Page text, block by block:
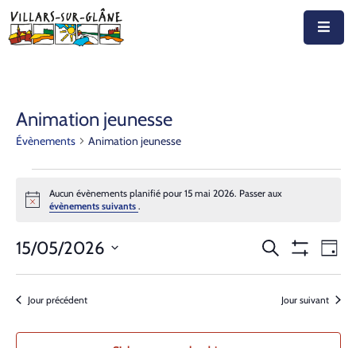
Agenda
Prestations
Documents
Animation jeunesse
Évènements Animation jeunesse
Notice
Aucun évènements planifié pour 15 mai 2026. Passer aux
évènements suivants.
Recherche
et
navigation
de
Recherche
Les
de
Jour
15/05/2026
Sélectionnez
Jour précédent Jour suivant